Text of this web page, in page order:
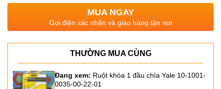
MUA NGAY
Gọi điện xác nhận và giao hàng tận nơi
THƯỜNG MUA CÙNG
Đang xem: Ruột khóa 1 đầu chìa Yale 10-1001-
0035-00-22-01